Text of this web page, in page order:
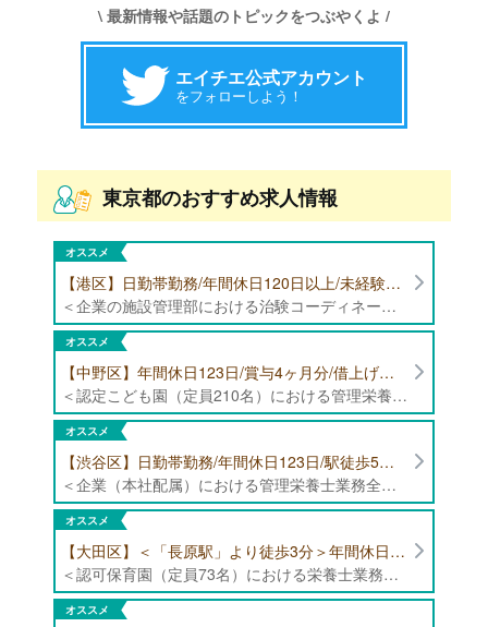
\ 最新情報や話題のトピックをつぶやくよ /
エイチエ公式アカウント
をフォローしよう！
東京都のおすすめ求人情報
オススメ
【港区】日勤帯勤務/年間休日120日以上/未経験者歓迎/健康食品の臨床試験に携わる管理栄養士・栄養士の治験コーディネーター募集！
＜企業の施設管理部における治験コーディネーター業務全般＞ ・健康食品の臨床試験に伴う指導 ・スケジュール調整等の被験者管理 ・データ収集、書類作成 ・医療機関にて被験者への説明や誘導 ・栄養指導、栄養計算
オススメ
【中野区】年間休日123日/賞与4ヶ月分/借上げ住宅制度あり 認定こども園（定員210名）にて管理栄養士・栄養士募集！
＜認定こども園（定員210名）における管理栄養士・栄養士業務全般＞ ・管理栄養士、栄養士業務全般
オススメ
【渋谷区】日勤帯勤務/年間休日123日/駅徒歩5分/企業（本社配属）にて管理栄養士募集！
＜企業（本社配属）における管理栄養士業務全般＞ ・本社および在宅（週1日程度）で、運営・受託する保育園（約50箇所）の管理栄養士・マネジメント業務全般 ・調理指導、育成 ・調理代行※欠員時 ・衛生管理 ・献立作成 ・食材発注 ・園長、調理スタッフとの給食会議 ・クライアント企業との給食会議（食育等の企画提案） ・採用業務（面接・施設見学同行）など ・担当保育園の定期巡回（直行やオンライン対応あり） ※23区内の認可保育園や、事業所内保育園（市川市、古河市、厚木市・追浜等）
オススメ
【大田区】＜「長原駅」より徒歩3分＞年間休日120日以上/最大10連休取得可能/日勤帯勤務のみ 認可保育園（定員73名）にて、栄養士の募集！
＜認可保育園（定員73名）における栄養士業務全般＞ ・調理（朝おやつ・給食・おやつ・補食） ・盛付け、片づけ ・食育、保育室への給食ラウンド、事務業務 ・調理室のお掃除、備蓄の確認、発注など ※定員:73名(0歳児6名、1歳歳児10名、2歳児12名、3歳-5歳児各15名)
オススメ